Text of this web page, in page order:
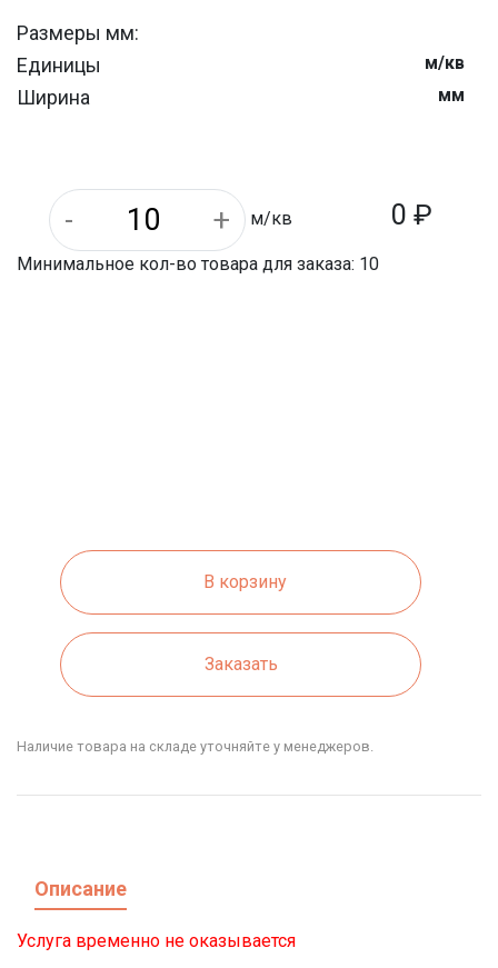
Размеры мм:
Единицы
м/кв
Ширина мм
м/кв 0 ₽
Минимальное кол-во товара для заказа: 10
В корзину
Заказать
Наличие товара на складе уточняйте у менеджеров.
Описание
Услуга временно не оказывается